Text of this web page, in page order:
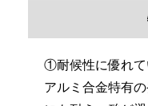
①耐候性に優れて
アルミ合金特有